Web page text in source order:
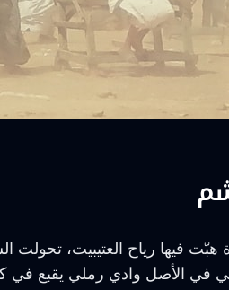
هبّت فيها رياح العتيبيت،
هي في الأصل وادي رملي يقبع